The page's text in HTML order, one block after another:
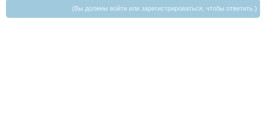
(Вы должны войти или зарегистрироваться, чтобы ответить.)